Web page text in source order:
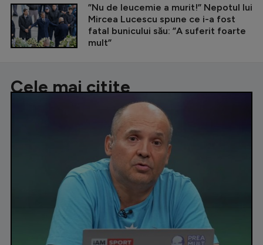
”Nu de leucemie a murit!” Nepotul lui
Mircea Lucescu spune ce i-a fost
fatal bunicului său: ”A suferit foarte
mult”
Cele mai citite